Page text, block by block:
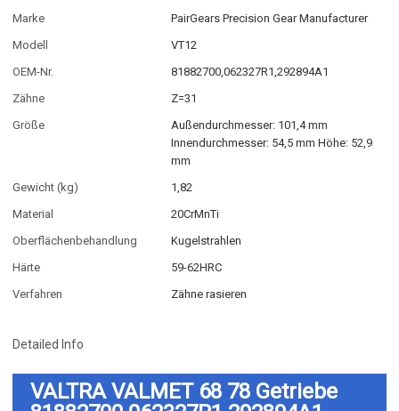
Marke
PairGears Precision Gear Manufacturer
Modell
VT12
OEM-Nr.
81882700,062327R1,292894A1
Zähne
Z=31
Größe
Außendurchmesser: 101,4 mm
Innendurchmesser: 54,5 mm Höhe: 52,9
mm
Gewicht (kg)
1,82
Material
20CrMnTi
Oberflächenbehandlung
Kugelstrahlen
Härte
59-62HRC
Verfahren
Zähne rasieren
Detailed Info
VALTRA VALMET 68 78 Getriebe